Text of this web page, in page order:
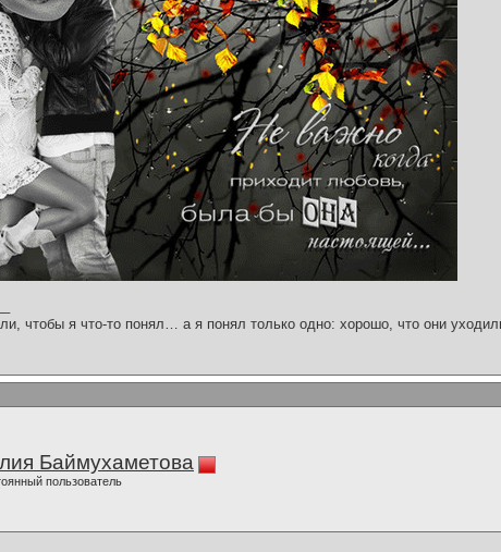
чтобы я что-то понял… а я понял только одно: хорошо, что они
Баймухаметова
пользователь